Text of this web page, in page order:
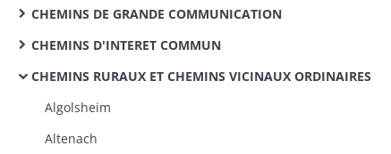
CHEMINS DE GRANDE COMMUNICATION
CHEMINS D'INTERET COMMUN
CHEMINS RURAUX ET CHEMINS VICINAUX ORDINAIRES
Algolsheim
Altenach